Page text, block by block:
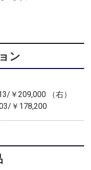
ン
￥209,000 （右）
￥178,200